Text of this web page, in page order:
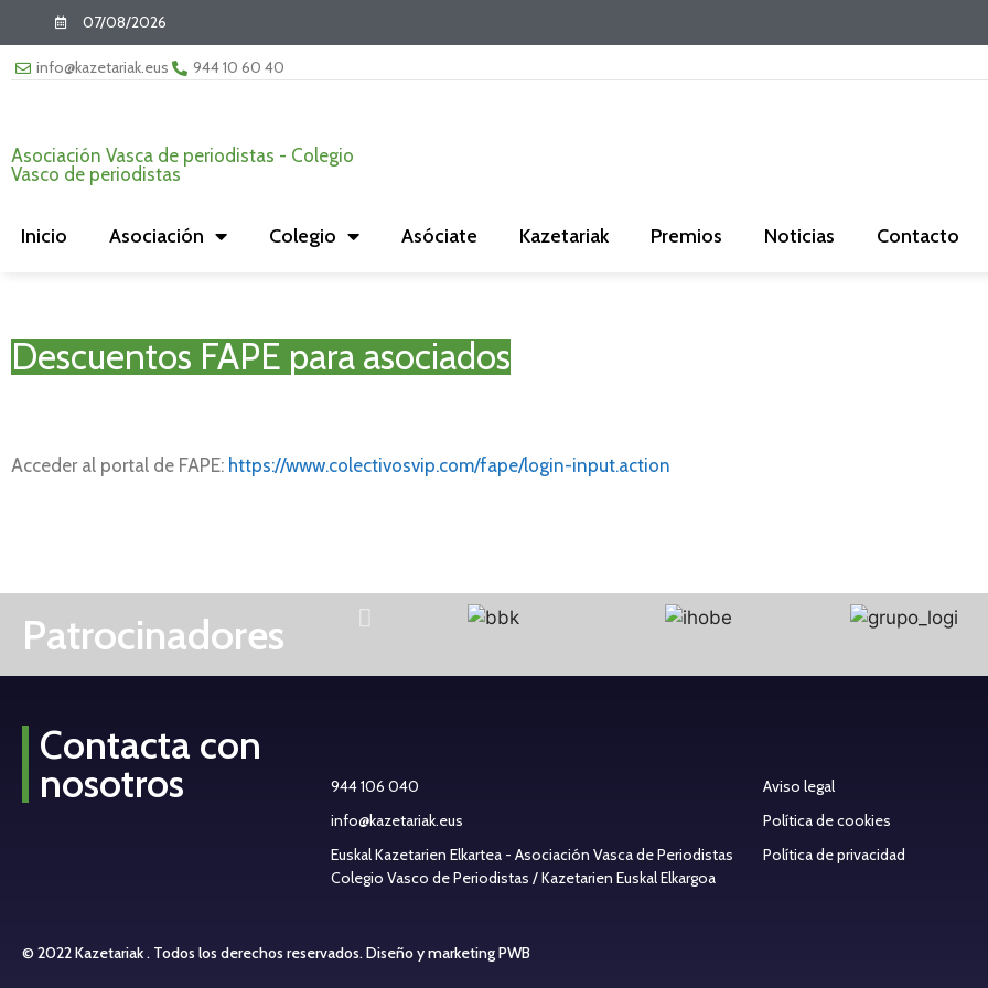
07/08/2026
info@kazetariak.eus 944 10 60 40
Asociación Vasca de periodistas - Colegio
Vasco de periodistas
Inicio Asociación Colegio Asóciate Kazetariak Premios Noticias Contacto
Descuentos FAPE para asociados
Acceder al portal de FAPE: https://www.colectivosvip.com/fape/login-input.action
Patrocinadores
Contacta con
nosotros
944 106 040
info@kazetariak.eus
Euskal Kazetarien Elkartea - Asociación Vasca de Periodistas
Colegio Vasco de Periodistas / Kazetarien Euskal Elkargoa
Aviso legal
Política de cookies
Política de privacidad
© 2022 Kazetariak . Todos los derechos reservados. Diseño y marketing PWB